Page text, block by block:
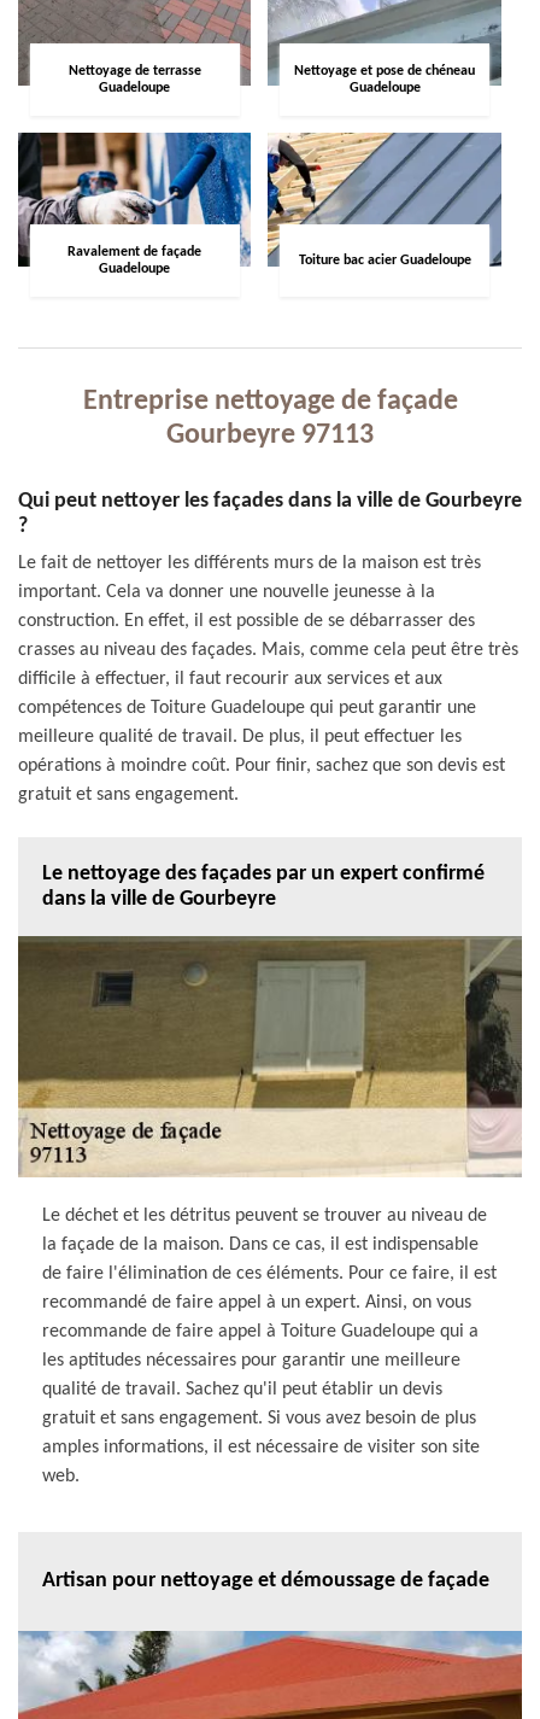
Nettoyage de terrasse
Guadeloupe
Nettoyage et pose de chéneau
Guadeloupe
Ravalement de façade
Guadeloupe
Toiture bac acier Guadeloupe
Entreprise nettoyage de façade
Gourbeyre 97113
Qui peut nettoyer les façades dans la ville de Gourbeyre
?
Le fait de nettoyer les différents murs de la maison est très
important. Cela va donner une nouvelle jeunesse à la
construction. En effet, il est possible de se débarrasser des
crasses au niveau des façades. Mais, comme cela peut être très
difficile à effectuer, il faut recourir aux services et aux
compétences de Toiture Guadeloupe qui peut garantir une
meilleure qualité de travail. De plus, il peut effectuer les
opérations à moindre coût. Pour finir, sachez que son devis est
gratuit et sans engagement.
Le nettoyage des façades par un expert confirmé
dans la ville de Gourbeyre
Le déchet et les détritus peuvent se trouver au niveau de
la façade de la maison. Dans ce cas, il est indispensable
de faire l'élimination de ces éléments. Pour ce faire, il est
recommandé de faire appel à un expert. Ainsi, on vous
recommande de faire appel à Toiture Guadeloupe qui a
les aptitudes nécessaires pour garantir une meilleure
qualité de travail. Sachez qu'il peut établir un devis
gratuit et sans engagement. Si vous avez besoin de plus
amples informations, il est nécessaire de visiter son site
web.
Artisan pour nettoyage et démoussage de façade